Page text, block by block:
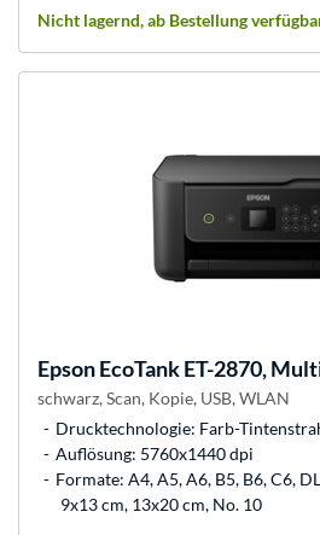
Nicht lagernd, ab Bestellung
EpsonEcoTank ET-2870,
schwarz, Scan, Kopie, USB, WLAN
Drucktechnologie: Farb-
Auflösung: 5760x1440 dpi
Formate: A4, A5, A6, B5, B6, C6,
9x13 cm, 13x20 cm, No. 10